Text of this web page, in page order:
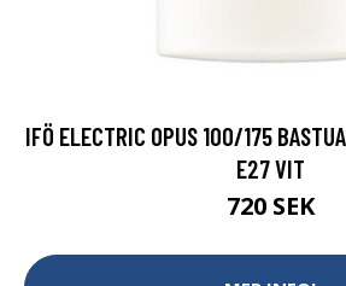
IFÖ ELECTRIC OPUS 100/175
E27 VIT
720 SEK